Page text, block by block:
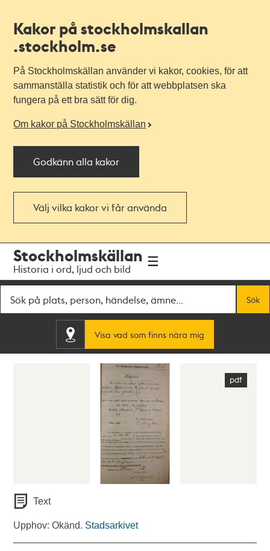
Kakor på stockholmskallan
.stockholm.se
På Stockholmskällan använder vi kakor, cookies, för att
sammanställa statistik och för att webbplatsen ska
fungera på ett bra sätt för dig.
Om kakor på Stockholmskällan
Godkänn alla kakor
Välj vilka kakor vi får använda
navigationen
huvudinnehållet
Stockholmskällan
Historia i ord, ljud och bild
Sök
Visa vad som finns nära mig
Text
Upphov: Okänd. Stadsarkivet